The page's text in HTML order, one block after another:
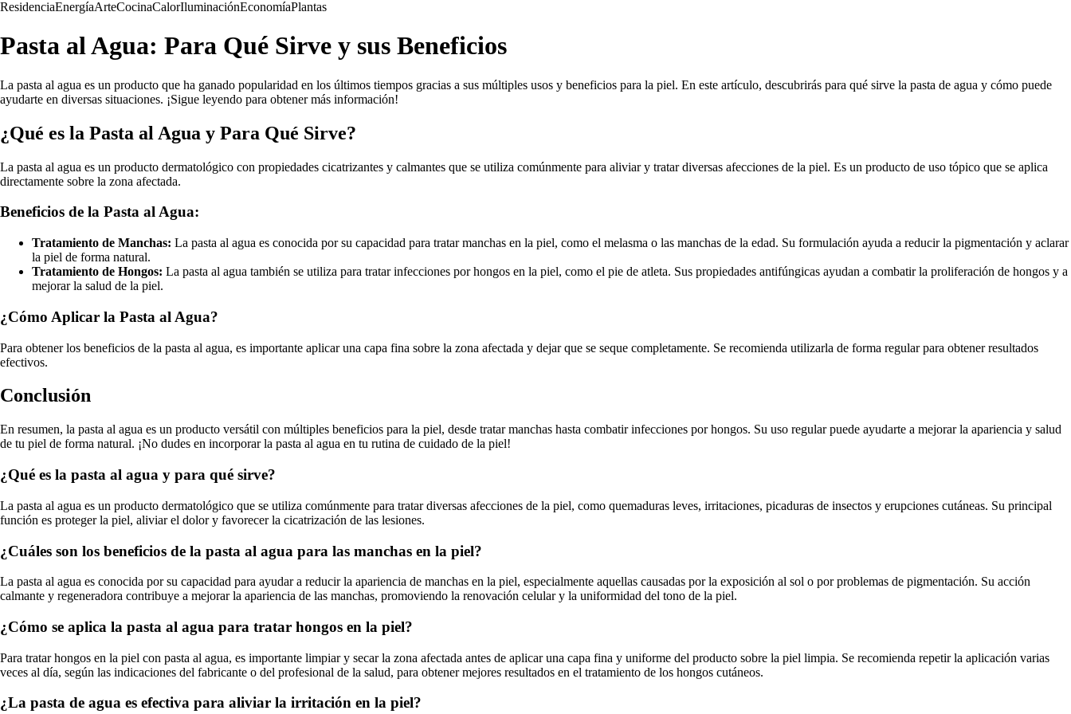
ResidenciaEnergíaArteCocinaCalorIluminaciónEconomíaPlantas
Pasta al Agua: Para Qué Sirve y sus Beneficios
La pasta al agua es un producto que ha ganado popularidad en los últimos tiempos gracias a sus múltiples usos y beneficios para la piel. En este artículo, descubrirás para qué sirve la pasta de agua y cómo puede
ayudarte en diversas situaciones. ¡Sigue leyendo para obtener más información!
¿Qué es la Pasta al Agua y Para Qué Sirve?
La pasta al agua es un producto dermatológico con propiedades cicatrizantes y calmantes que se utiliza comúnmente para aliviar y tratar diversas afecciones de la piel. Es un producto de uso tópico que se aplica
directamente sobre la zona afectada.
Beneficios de la Pasta al Agua:
Tratamiento de Manchas: La pasta al agua es conocida por su capacidad para tratar manchas en la piel, como el melasma o las manchas de la edad. Su formulación ayuda a reducir la pigmentación y aclarar
la piel de forma natural.
Tratamiento de Hongos: La pasta al agua también se utiliza para tratar infecciones por hongos en la piel, como el pie de atleta. Sus propiedades antifúngicas ayudan a combatir la proliferación de hongos y a
mejorar la salud de la piel.
¿Cómo Aplicar la Pasta al Agua?
Para obtener los beneficios de la pasta al agua, es importante aplicar una capa fina sobre la zona afectada y dejar que se seque completamente. Se recomienda utilizarla de forma regular para obtener resultados
efectivos.
Conclusión
En resumen, la pasta al agua es un producto versátil con múltiples beneficios para la piel, desde tratar manchas hasta combatir infecciones por hongos. Su uso regular puede ayudarte a mejorar la apariencia y salud
de tu piel de forma natural. ¡No dudes en incorporar la pasta al agua en tu rutina de cuidado de la piel!
¿Qué es la pasta al agua y para qué sirve?
La pasta al agua es un producto dermatológico que se utiliza comúnmente para tratar diversas afecciones de la piel, como quemaduras leves, irritaciones, picaduras de insectos y erupciones cutáneas. Su principal
función es proteger la piel, aliviar el dolor y favorecer la cicatrización de las lesiones.
¿Cuáles son los beneficios de la pasta al agua para las manchas en la piel?
La pasta al agua es conocida por su capacidad para ayudar a reducir la apariencia de manchas en la piel, especialmente aquellas causadas por la exposición al sol o por problemas de pigmentación. Su acción
calmante y regeneradora contribuye a mejorar la apariencia de las manchas, promoviendo la renovación celular y la uniformidad del tono de la piel.
¿Cómo se aplica la pasta al agua para tratar hongos en la piel?
Para tratar hongos en la piel con pasta al agua, es importante limpiar y secar la zona afectada antes de aplicar una capa fina y uniforme del producto sobre la piel limpia. Se recomienda repetir la aplicación varias
veces al día, según las indicaciones del fabricante o del profesional de la salud, para obtener mejores resultados en el tratamiento de los hongos cutáneos.
¿La pasta de agua es efectiva para aliviar la irritación en la piel?